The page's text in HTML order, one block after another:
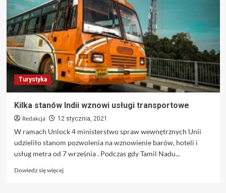
nowicjusza
–
Ogrodnika
Ekologicznego
Turystyka
Kilka stanów Indii wznowi usługi transportowe
Redakcja 12 stycznia, 2021
W ramach Unlock 4 ministerstwo spraw wewnętrznych Unii
udzieliło stanom pozwolenia na wznowienie barów, hoteli i
usług metra od 7 września . Podczas gdy Tamil Nadu...
Dowiedz się więcejDowiedz